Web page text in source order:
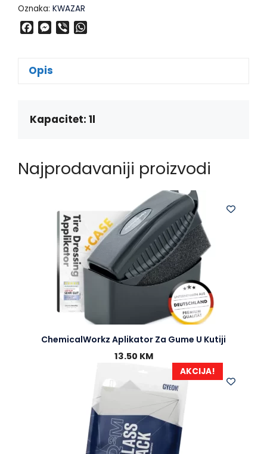
Oznaka: KWAZAR
e
b
k
M
s
e
p
Opis
Kapacitet: 1l
Najprodavaniji proizvodi
ChemicalWorkz Aplikator Za Gume U Kutiji
13.50 KM
AKCIJA!